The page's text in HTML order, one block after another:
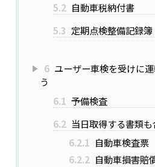
5.2 自動車税納付書
5.3 定期点検整備記録簿
6 ユーザー車検を受けに
う
6.1 予備検査
6.2 当日取得する書類
6.2.1 自動車検査票
6.2.2 自動車損害賠